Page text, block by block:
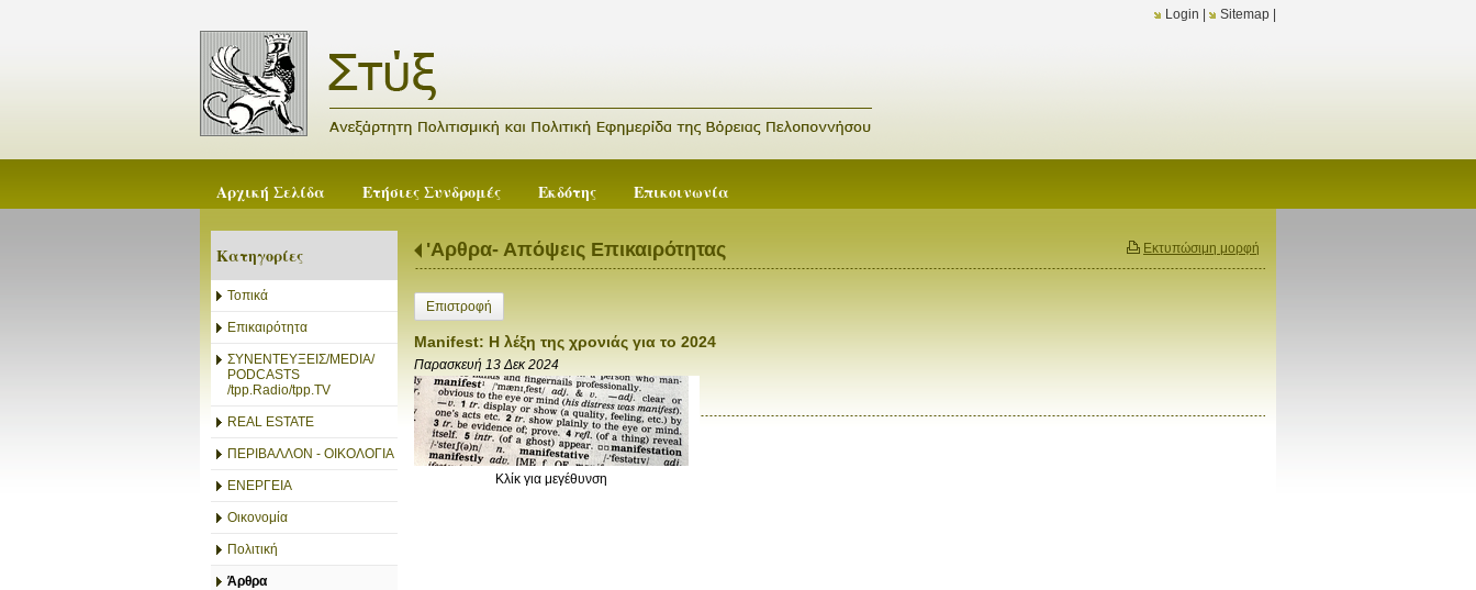
Login Sitemap
Αρχική Σελίδα Ετήσιες Συνδρομές Εκδότης Επικοινωνία
Κατηγορίες
Τοπικά
Επικαιρότητα
ΣΥΝΕΝΤΕΥΞΕΙΣ/MEDIA/
PODCASTS
/tpp.Radio/tpp.TV
REAL ESTATE
ΠΕΡΙΒΑΛΛΟΝ - ΟΙΚΟΛΟΓΙΑ
ΕΝΕΡΓΕΙΑ
Οικονομία
Πολιτική
Άρθρα
Εκτυπώσιμη μορφή
'Αρθρα- Απόψεις Επικαιρότητας
Επιστροφή
Manifest: Η λέξη της χρονιάς για το 2024
Παρασκευή 13 Δεκ 2024
Κλίκ για μεγέθυνση